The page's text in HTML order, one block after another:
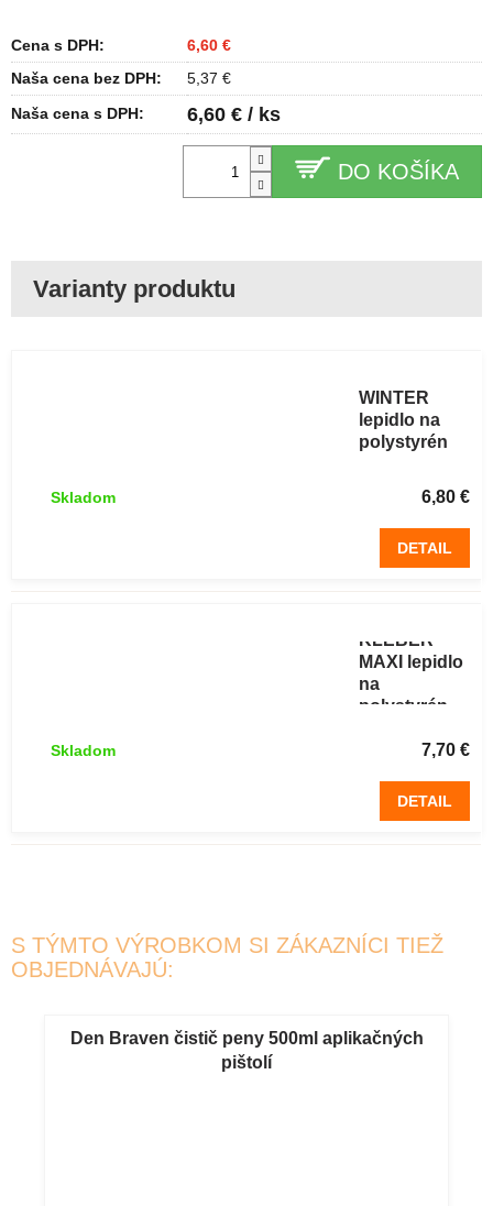
DO KOŠÍKA
Cena s DPH:
6,60 €
Naša cena bez DPH:
5,37 €
Naša cena s DPH:
6,60 € / ks
WINTER
lepidlo na
polystyrén
6,80 €
Skladom
DETAIL
KLEBER
MAXI lepidlo
na
polystyrén
7,70 €
Skladom
DETAIL
S TÝMTO VÝROBKOM SI ZÁKAZNÍCI TIEŽ
OBJEDNÁVAJÚ:
Den Braven čistič peny 500ml aplikačných
pištolí